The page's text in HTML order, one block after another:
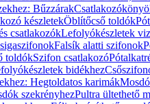
Bűzzárak
készletekÖblítőcső toldók
csatlakozókLefolyókészletek
Falsík alatti szifonok
toldókSzifon csatlakozó
bidékhez
Hegtoldatos karimák
szekrényhezPultra ültethető